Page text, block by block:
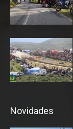
Novidades